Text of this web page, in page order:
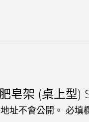
皂架 (桌上型)
址不會公開。 必填